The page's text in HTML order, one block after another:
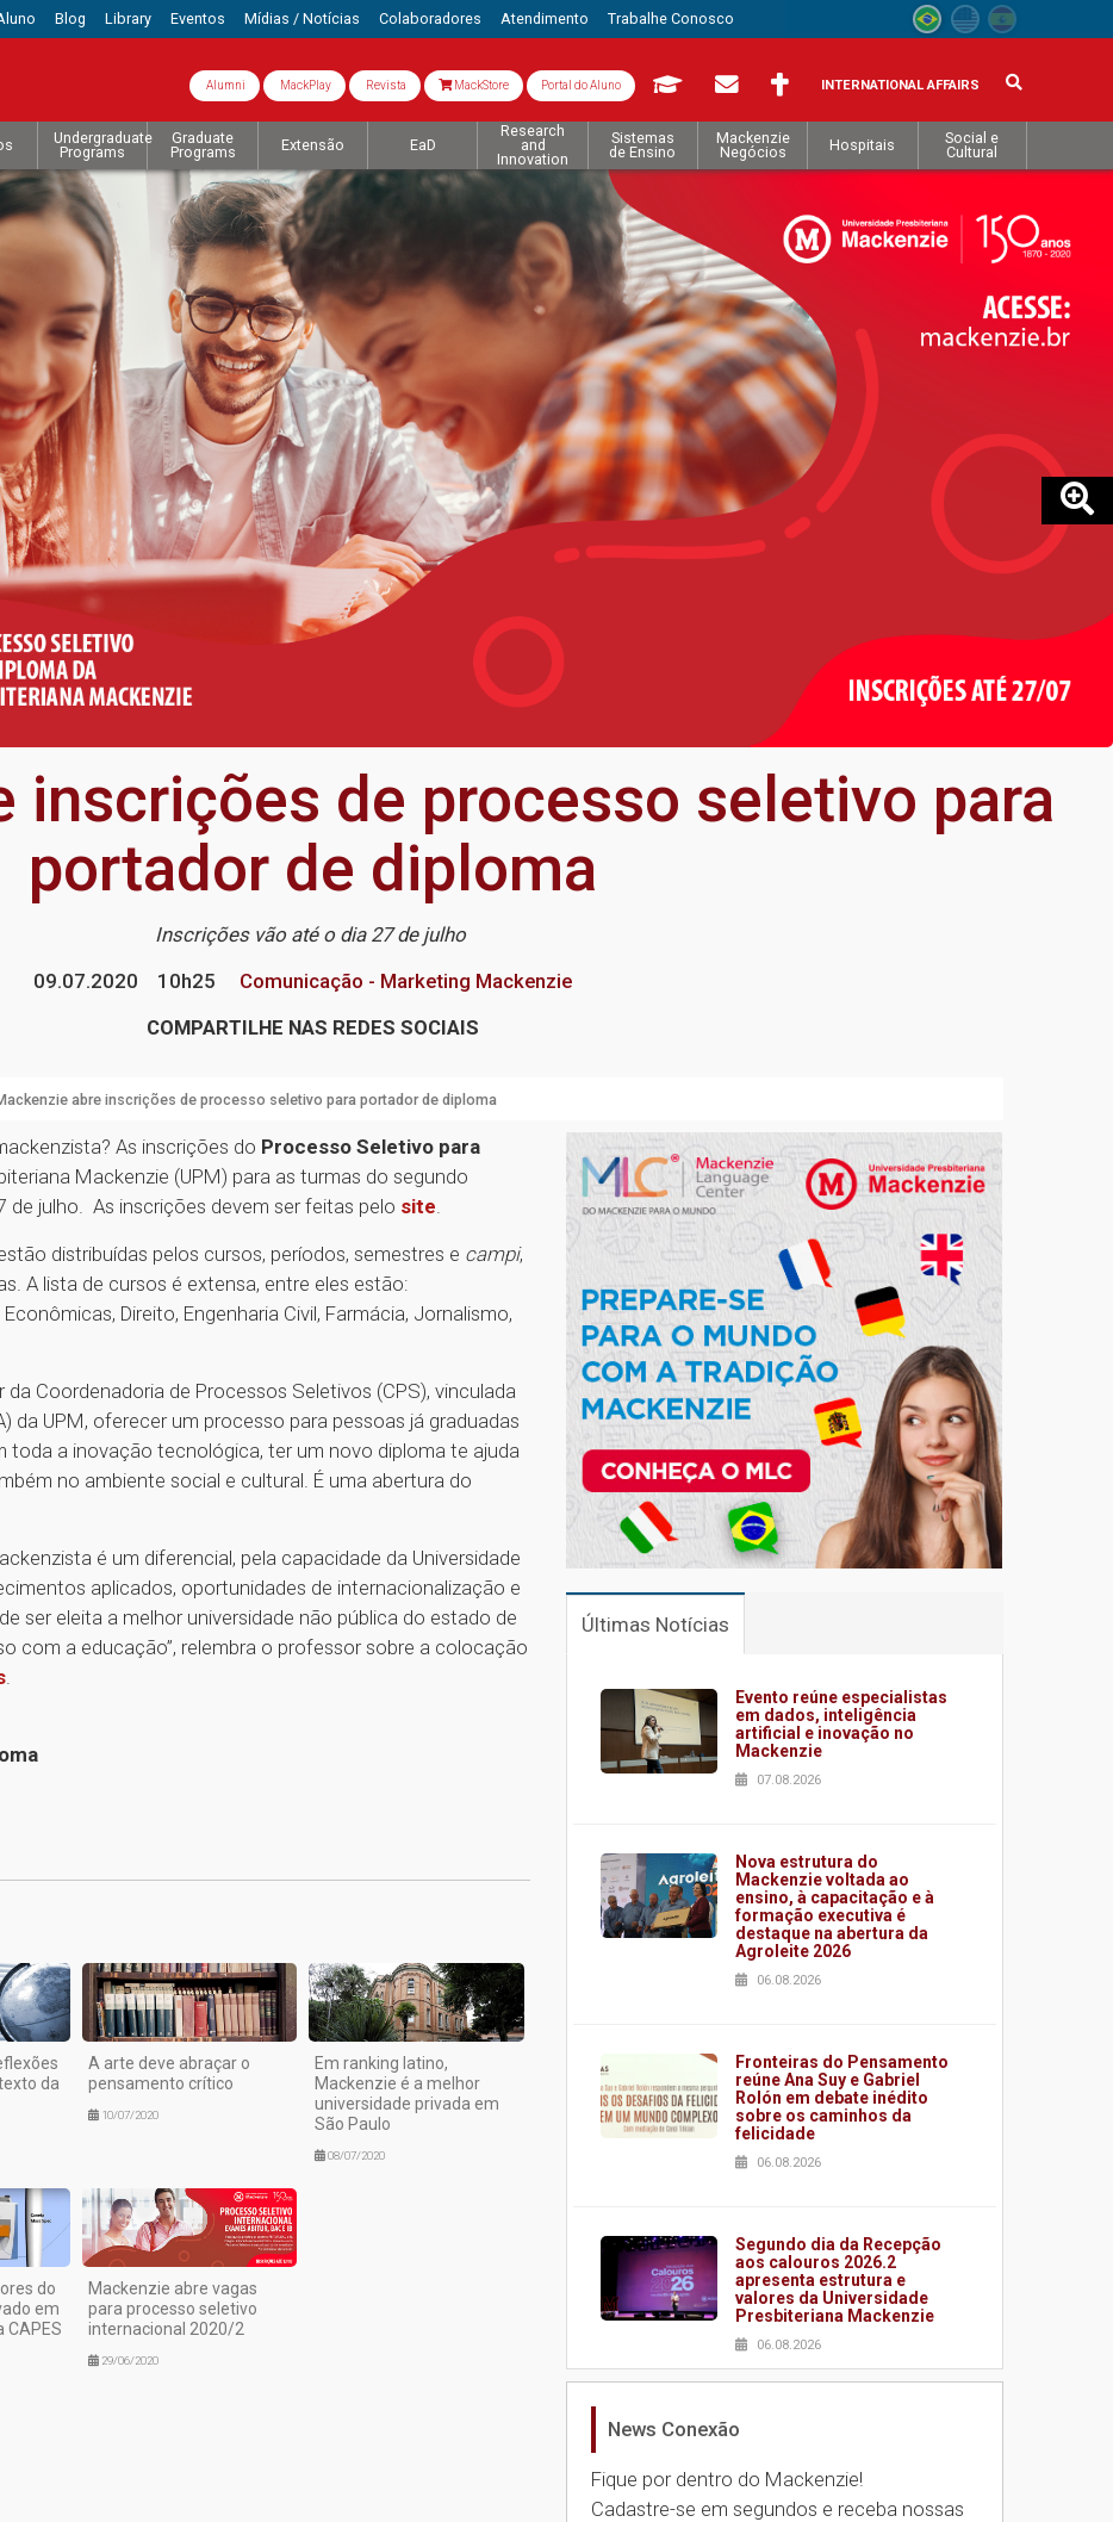
Blog Library Eventos Mídias / Notícias Colaboradores Atendimento Trabalhe Conosco
Alumni MackPlay Revista MackStore Portal do Aluno INTERNATIONAL AFFAIRS
Undergraduate
Programs
Graduate
Programs
Extensão EaD
Research
and
Innovation
Sistemas
de Ensino
Mackenzie
Negócios
Hospitais
Social e
Cultural
inscrições de processo seletivo para
portador de diploma
Inscrições vão até o dia 27 de julho
09.07.2020
10h25
Comunicação - Marketing Mackenzie
COMPARTILHE NAS REDES SOCIAIS
abre inscrições de processo seletivo para portador de diploma
As inscrições do Processo Seletivo para
Mackenzie (UPM) para as turmas do segundo
julho. As inscrições devem ser feitas pelo site.
distribuídas pelos cursos, períodos, semestres e campi,
A lista de cursos é extensa, entre eles estão:
Direito, Engenharia Civil, Farmácia, Jornalismo,
Coordenadoria de Processos Seletivos (CPS), vinculada
da UPM, oferecer um processo para pessoas já graduadas
toda a inovação tecnológica, ter um novo diploma te ajuda
no ambiente social e cultural. É uma abertura do
é um diferencial, pela capacidade da Universidade
aplicados, oportunidades de internacionalização e
ser eleita a melhor universidade não pública do estado de
com a educação”, relembra o professor sobre a colocação
.
da
A arte deve abraçar o
pensamento crítico
10/07/2020
Em ranking latino,
Mackenzie é a melhor
universidade privada em
São Paulo
08/07/2020
do
em
CAPES
Mackenzie abre vagas
para processo seletivo
internacional 2020/2
29/06/2020
Últimas Notícias
Evento reúne especialistas
em dados, inteligência
artificial e inovação no
Mackenzie
07.08.2026
Nova estrutura do
Mackenzie voltada ao
ensino, à capacitação e à
formação executiva é
destaque na abertura da
Agroleite 2026
06.08.2026
Fronteiras do Pensamento
reúne Ana Suy e Gabriel
Rolón em debate inédito
sobre os caminhos da
felicidade
06.08.2026
Segundo dia da Recepção
aos calouros 2026.2
apresenta estrutura e
valores da Universidade
Presbiteriana Mackenzie
06.08.2026
Nova apresentação do
brasileira
05.08.2026
News Conexão
Fique por dentro do Mackenzie!
Cadastre-se em segundos e receba nossas